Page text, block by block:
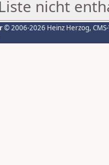
nicht
© 2006-2026 Heinz Herzog,